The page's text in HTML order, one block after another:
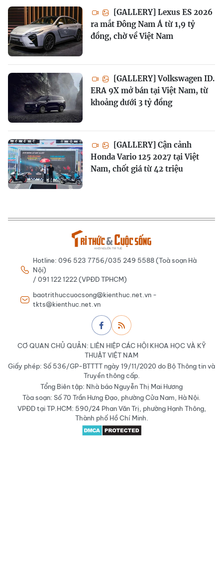
[GALLERY] Lexus ES 2026
ra mắt Đông Nam Á từ 1,9 tỷ
đồng, chờ về Việt Nam
[GALLERY] Volkswagen ID.
ERA 9X mở bán tại Việt Nam, từ
khoảng dưới 3 tỷ đồng
[GALLERY] Cận cảnh
Honda Vario 125 2027 tại Việt
Nam, chốt giá từ 42 triệu
Hotline: 096 523 7756/035 249 5588 (Toà soạn Hà
Nội)
/ 091 122 1222 (VPĐD TPHCM)
baotrithuccuocsong@kienthuc.net.vn -
tkts@kienthuc.net.vn
CƠ QUAN CHỦ QUẢN: LIÊN HIỆP CÁC HỘI KHOA HỌC VÀ KỸ
THUẬT VIỆT NAM
Giấy phép: Số 536/GP-BTTTT ngày 19/11/2020 do Bộ Thông tin và
Truyền thông cấp.
Tổng Biên tập: Nhà báo Nguyễn Thị Mai Hương
Tòa soạn: Số 70 Trần Hưng Đạo, phường Cửa Nam, Hà Nội.
VPĐD tại TP.HCM: 590/24 Phan Văn Trị, phường Hạnh Thông,
Thành phố Hồ Chí Minh.